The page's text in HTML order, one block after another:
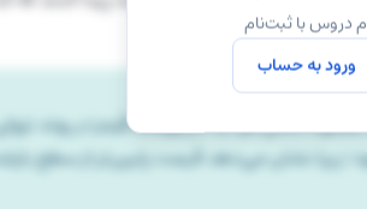
دروس با ثبت‌نام
ورود به حساب
کندل مرد به دار آویخته قرمز در روند
نشان می‌دهد قیمت پایین‌تر از سطح